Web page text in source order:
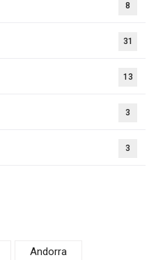
8
31
13
3
3
Andorra